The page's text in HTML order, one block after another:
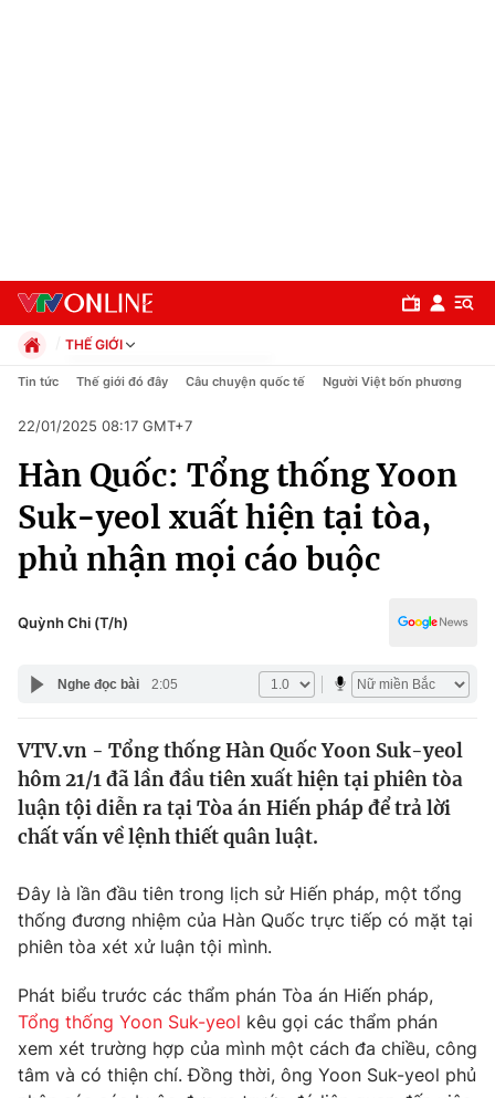
Chuyên mục
Chính trị
Xã hội
Pháp luật
Y tế
Thế giới
Tin tức
Thế giới đó đây
Câu chuyện quốc tế
Kinh tế
Thị trường
Góc doanh nghiệp
Dữ liệu và đời sống
Truyền hình
Phim VTV
Hậu trường
Nhân vật
Giải trí
Điện ảnh
Đời sống
THẾ GIỚI
Chính trị
Pháp luật
Kinh tế
Thể thao
Truyền hình
Văn hóa - Giải trí
Công nghệ
Tin tức Thế giới đó đây Câu chuyện quốc tế Người Việt bốn phương
22/01/2025 08:17 GMT+7
Hàn Quốc: Tổng thống Yoon
Suk-yeol xuất hiện tại tòa,
phủ nhận mọi cáo buộc
Quỳnh Chi (T/h)
Nghe đọc bài 2:05
VTV.vn - Tổng thống Hàn Quốc Yoon Suk-yeol
hôm 21/1 đã lần đầu tiên xuất hiện tại phiên tòa
luận tội diễn ra tại Tòa án Hiến pháp để trả lời
chất vấn về lệnh thiết quân luật.
Đây là lần đầu tiên trong lịch sử Hiến pháp, một tổng
thống đương nhiệm của Hàn Quốc trực tiếp có mặt tại
phiên tòa xét xử luận tội mình.
Phát biểu trước các thẩm phán Tòa án Hiến pháp,
Tổng thống Yoon Suk-yeol kêu gọi các thẩm phán
xem xét trường hợp của mình một cách đa chiều, công
tâm và có thiện chí. Đồng thời, ông Yoon Suk-yeol phủ